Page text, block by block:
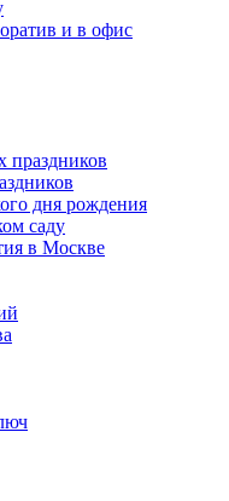
и в офис
праздников
дня рождения
саду
в Москве